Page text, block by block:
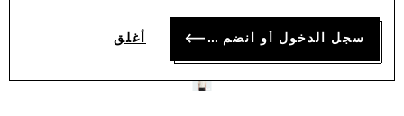
سجل الدخول أو انضم الآن أغلق
ESSENTIALS
BD 18.25